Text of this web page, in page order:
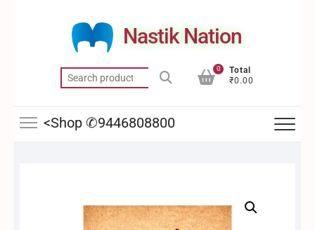
Nastik Nation
Search
for:
0
Total
₹0.00
<Shop ✆9446808800